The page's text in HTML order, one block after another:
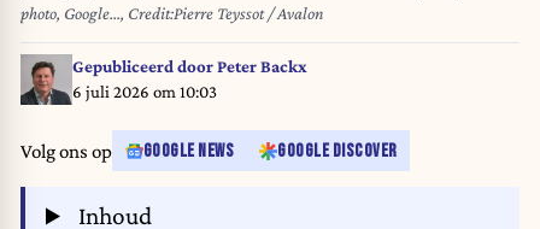
photo, Google..., Credit:Pierre Teyssot / Avalon
Gepubliceerd doorPeter Backx
6 juli 2026 om 10:03
Volg ons op GOOGLE NEWS GOOGLE DISCOVER
Inhoud